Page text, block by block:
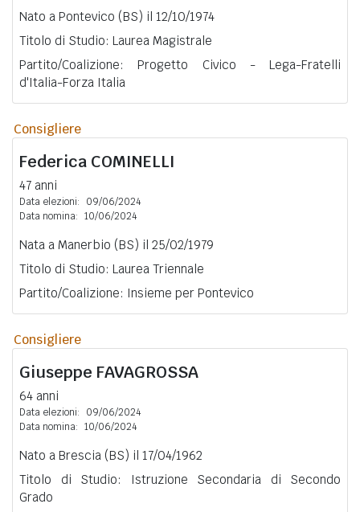
Nato a Pontevico (BS) il 12/10/1974
Titolo di Studio: Laurea Magistrale
Partito/Coalizione: Progetto Civico - Lega-Fratelli
d'Italia-Forza Italia
Consigliere
Federica COMINELLI
47 anni
Data elezioni:
09/06/2024
Data nomina: 10/06/2024
Nata a Manerbio (BS) il 25/02/1979
Titolo di Studio: Laurea Triennale
Partito/Coalizione: Insieme per Pontevico
Consigliere
Giuseppe FAVAGROSSA
64 anni
Data elezioni:
09/06/2024
Data nomina: 10/06/2024
Nato a Brescia (BS) il 17/04/1962
Titolo di Studio: Istruzione Secondaria di Secondo
Grado